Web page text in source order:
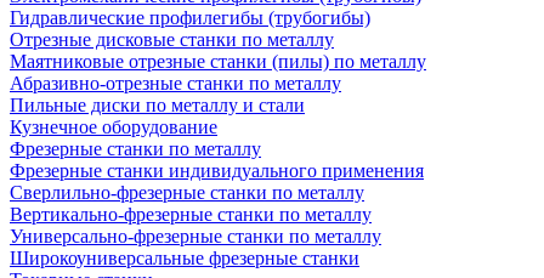
Гидравлические профилегибы (трубогибы)
Отрезные дисковые станки по металлу
Маятниковые отрезные станки (пилы) по металлу
Абразивно-отрезные станки по металлу
Пильные диски по металлу и стали
Кузнечное оборудование
Фрезерные станки по металлу
Фрезерные станки индивидуального применения
Сверлильно-фрезерные станки по металлу
Вертикально-фрезерные станки по металлу
Универсально-фрезерные станки по металлу
Широкоуниверсальные фрезерные станки